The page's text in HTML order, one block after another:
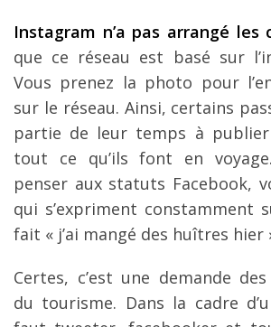
Instagram n’a pas arrangé les
que ce réseau est basé sur
Vous prenez la photo pour
sur le réseau. Ainsi, certains
partie de leur temps à
tout ce qu’ils font en
penser aux statuts Facebook,
qui s’expriment constamment
fait « j’ai mangé des huîtres hier
Certes, c’est une demande
du tourisme. Dans la cadre